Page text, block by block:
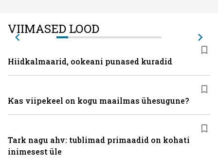
VIIMASED LOOD
Hiidkalmaarid, ookeani punased kuradid
Kas viipekeel on kogu maailmas ühesugune?
Tark nagu ahv: tublimad primaadid on kohati
inimesest üle